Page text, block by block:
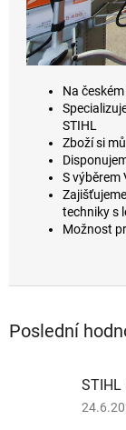
Na
STIHL
Zboží si
S výběrem
techniky s
Možnost
Poslední
STIHL